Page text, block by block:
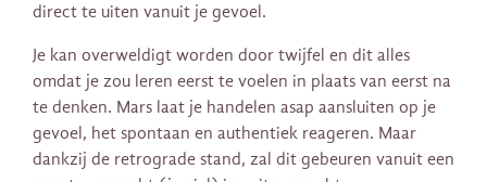
direct te uiten vanuit je gevoel.
Je kan overweldigt worden door twijfel en dit alles
omdat je zou leren eerst te voelen in plaats van eerst na
te denken. Mars laat je handelen asap aansluiten op je
gevoel, het spontaan en authentiek reageren. Maar
dankzij de retrograde stand, zal dit gebeuren vanuit een